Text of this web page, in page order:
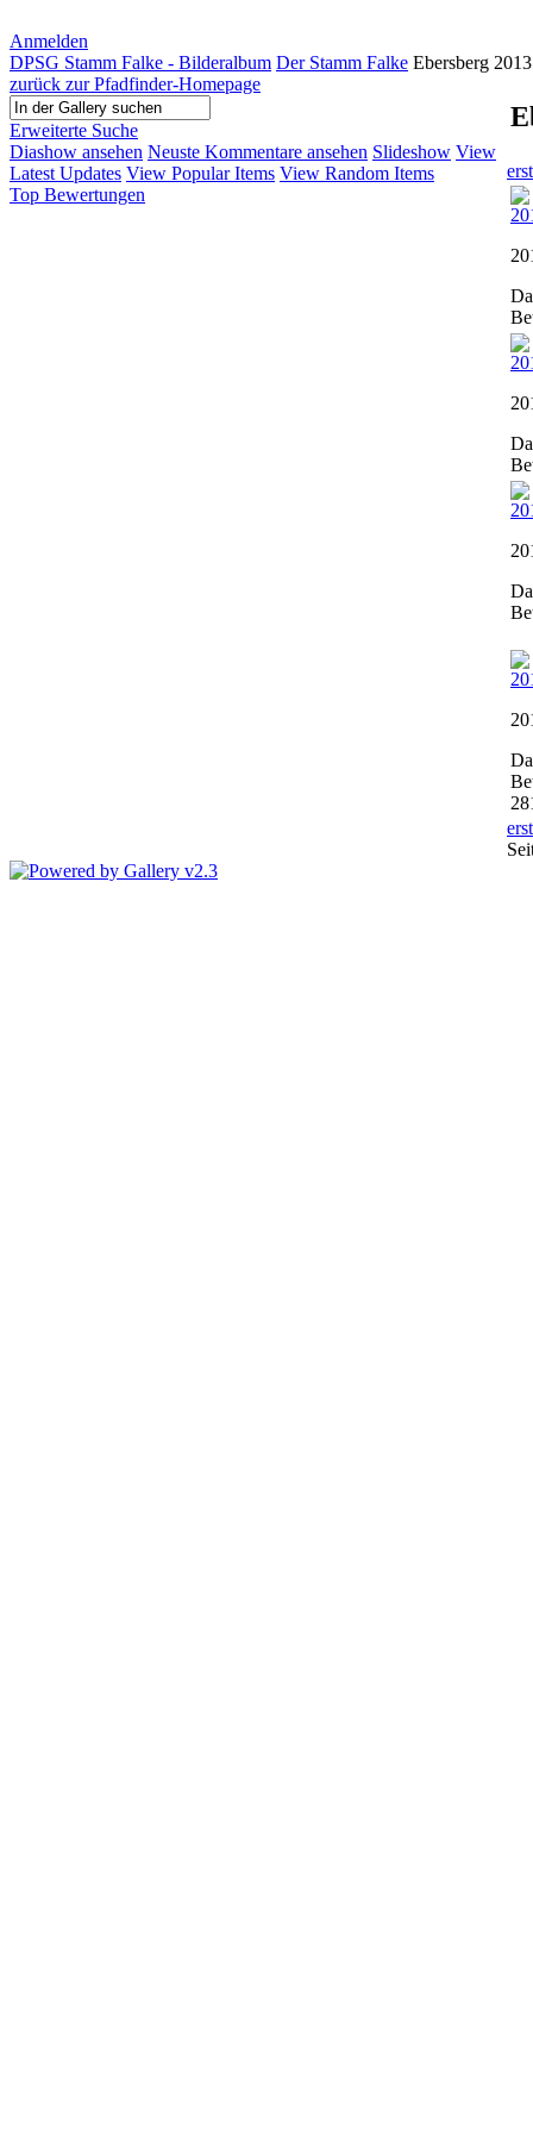
Anmelden
DPSG Stamm Falke - Bilderalbum Der Stamm Falke Ebersberg 2013
zurück zur Pfadfinder-Homepage
Erweiterte Suche
Diashow ansehen Neuste Kommentare ansehen Slideshow View
Latest Updates View Popular Items View Random Items
Top Bewertungen